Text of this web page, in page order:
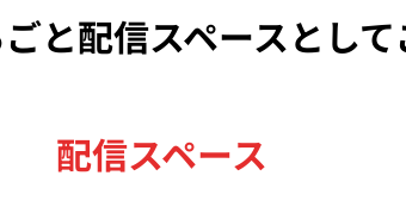
と配信スペースとして
配信スペース